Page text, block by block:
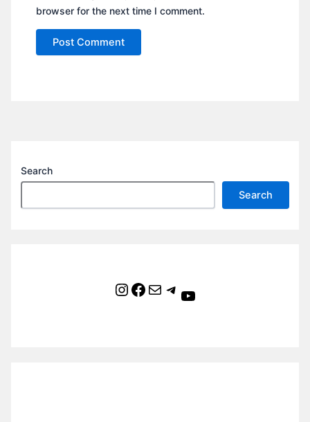
browser for the next time I comment.
Search
Search
Instagram Facebook Mail Telegram YouTube